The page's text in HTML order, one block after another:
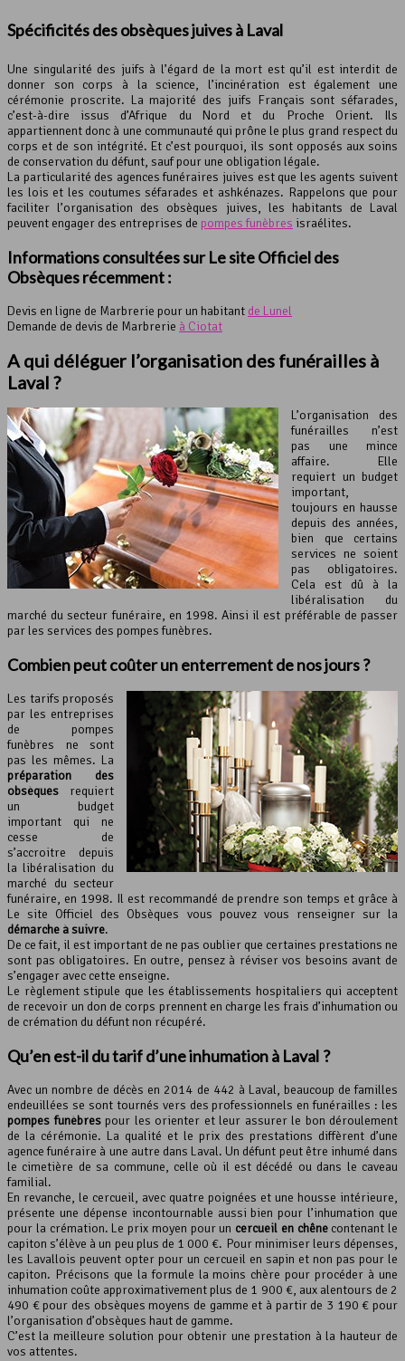
Spécificités des obsèques juives à Laval
Une singularité des juifs à l’égard de la mort est qu’il est interdit de
donner son corps à la science, l’incinération est également une
cérémonie proscrite. La majorité des juifs Français sont séfarades,
c’est-à-dire issus d’Afrique du Nord et du Proche Orient. Ils
appartiennent donc à une communauté qui prône le plus grand respect du
corps et de son intégrité. Et c’est pourquoi, ils sont opposés aux soins
de conservation du défunt, sauf pour une obligation légale.
La particularité des agences funéraires juives est que les agents suivent
les lois et les coutumes séfarades et ashkénazes. Rappelons que pour
faciliter l’organisation des obsèques juives, les habitants de Laval
peuvent engager des entreprises de pompes funèbres israélites.
Informations consultées sur Le site Officiel des
Obsèques récemment :
Devis en ligne de Marbrerie pour un habitant de Lunel
Demande de devis de Marbrerie à Ciotat
A qui déléguer l’organisation des funérailles à
Laval ?
L’organisation des
funérailles n’est
pas une mince
affaire. Elle
requiert un budget
important,
toujours en hausse
depuis des années,
bien que certains
services ne soient
pas obligatoires.
Cela est dû à la
libéralisation du
marché du secteur funéraire, en 1998. Ainsi il est préférable de passer
par les services des pompes funèbres.
Combien peut coûter un enterrement de nos jours ?
Les tarifs proposés
par les entreprises
de pompes
funèbres ne sont
pas les mêmes. La
préparation des
obsèques requiert
un budget
important qui ne
cesse de
s’accroitre depuis
la libéralisation du
marché du secteur
funéraire, en 1998. Il est recommandé de prendre son temps et grâce à
Le site Officiel des Obsèques vous pouvez vous renseigner sur la
démarche à suivre.
De ce fait, il est important de ne pas oublier que certaines prestations ne
sont pas obligatoires. En outre, pensez à réviser vos besoins avant de
s’engager avec cette enseigne.
Le règlement stipule que les établissements hospitaliers qui acceptent
de recevoir un don de corps prennent en charge les frais d’inhumation ou
de crémation du défunt non récupéré.
Qu’en est-il du tarif d’une inhumation à Laval ?
Avec un nombre de décès en 2014 de 442 à Laval, beaucoup de familles
endeuillées se sont tournés vers des professionnels en funérailles : les
pompes funèbrespour les orienter et leur assurer le bon déroulement
de la cérémonie. La qualité et le prix des prestations diffèrent d’une
agence funéraire à une autre dans Laval. Un défunt peut être inhumé dans
le cimetière de sa commune, celle où il est décédé ou dans le caveau
familial.
En revanche, le cercueil, avec quatre poignées et une housse intérieure,
présente une dépense incontournable aussi bien pour l’inhumation que
pour la crémation. Le prix moyen pour un cercueil en chênecontenant le
capiton s’élève à un peu plus de 1 000 €. Pour minimiser leurs dépenses,
les Lavallois peuvent opter pour un cercueil en sapin et non pas pour le
capiton. Précisons que la formule la moins chère pour procéder à une
inhumation coûte approximativement plus de 1 900 €, aux alentours de 2
490 € pour des obsèques moyens de gamme et à partir de 3 190 € pour
l’organisation d’obsèques haut de gamme.
C’est la meilleure solution pour obtenir une prestation à la hauteur de
vos attentes.